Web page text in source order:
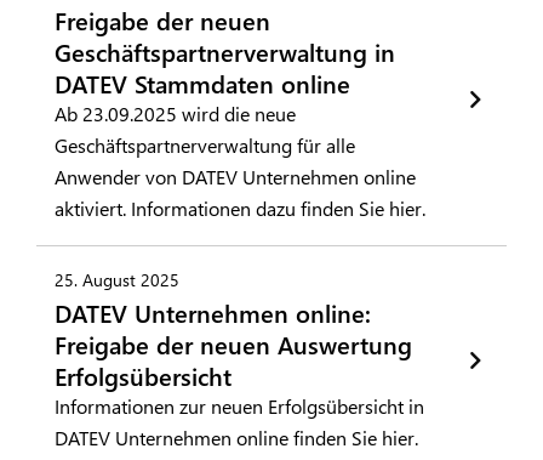
Freigabe der neuen
Geschäftspartnerverwaltung in
DATEV Stammdaten online
Ab 23.09.2025 wird die neue
Geschäftspartnerverwaltung für alle
Anwender von DATEV Unternehmen online
aktiviert. Informationen dazu finden Sie hier.
25. August 2025
DATEV Unternehmen online:
Freigabe der neuen Auswertung
Erfolgsübersicht
Informationen zur neuen Erfolgsübersicht in
DATEV Unternehmen online finden Sie hier.